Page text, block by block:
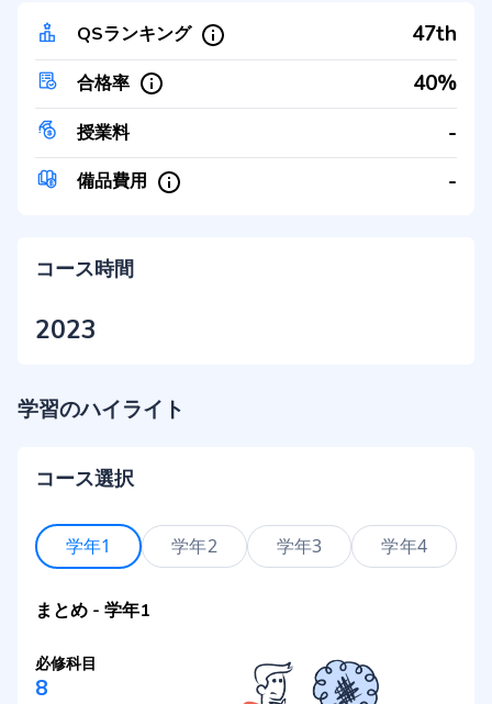
QSランキング 47th
合格率 40%
授業料 -
備品費用 -
コース時間
2023
学習のハイライト
コース選択
学年1 学年2 学年3 学年4
まとめ - 学年1
必修科目
8